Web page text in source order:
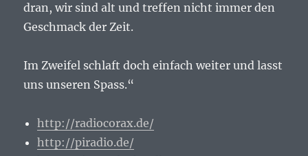
dran, wir sind alt und treffen nicht immer den
Geschmack der Zeit.
Im Zweifel schlaft doch einfach weiter und lasst
uns unseren Spass.“
http://radiocorax.de/
http://piradio.de/